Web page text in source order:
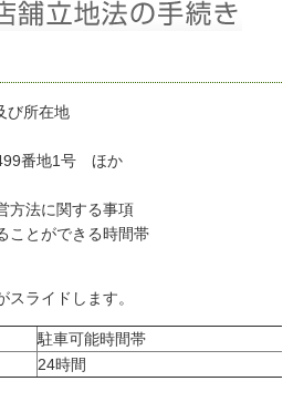
所在地
番地1号 ほか
方法に関する事項
とができる時間帯
ライドします。
駐車可能時間帯
24時間